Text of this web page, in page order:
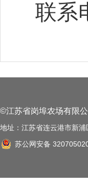
联系
©江苏省岗埠农场有限公
地址：江苏省连云港市新
苏公网安备